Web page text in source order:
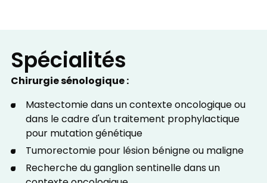
Spécialités
Chirurgie sénologique :
Mastectomie dans un contexte oncologique ou
dans le cadre d'un traitement prophylactique
pour mutation génétique
Tumorectomie pour lésion bénigne ou maligne
Recherche du ganglion sentinelle dans un